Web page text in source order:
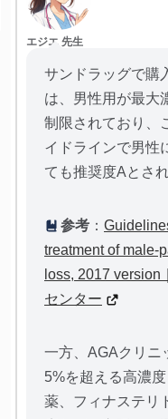
エジエ 先生
サンドラッグで購
は、男性用が最大
制限されており、
イドラインで男性
ても推奨度Aとさ
参考 ：
treatment of male-
loss, 2017 version
センター
一方、AGAクリニ
5%を超える高濃
薬、フィナステリ